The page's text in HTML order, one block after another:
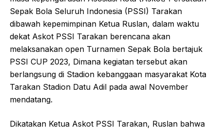
Sepak Bola Seluruh Indonesia (PSSI) Tarakan
dibawah kepemimpinan Ketua Ruslan, dalam waktu
dekat Askot PSSI Tarakan berencana akan
melaksanakan open Turnamen Sepak Bola bertajuk
PSSI CUP 2023, Dimana kegiatan tersebut akan
berlangsung di Stadion kebanggaan masyarakat Kota
Tarakan Stadion Datu Adil pada awal November
mendatang.
Dikatakan Ketua Askot PSSI Tarakan, Ruslan bahwa